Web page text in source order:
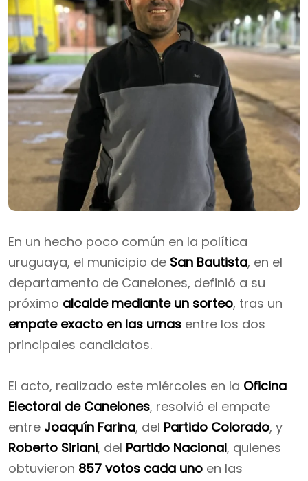
En un hecho poco común en la política
uruguaya, el municipio de San Bautista, en el
departamento de Canelones, definió a su
próximo alcalde mediante un sorteo, tras un
empate exacto en las urnas entre los dos
principales candidatos.
El acto, realizado este miércoles en la Oficina
Electoral de Canelones, resolvió el empate
entre Joaquín Farina, del Partido Colorado, y
Roberto Siriani, del Partido Nacional, quienes
obtuvieron 857 votos cada uno en las